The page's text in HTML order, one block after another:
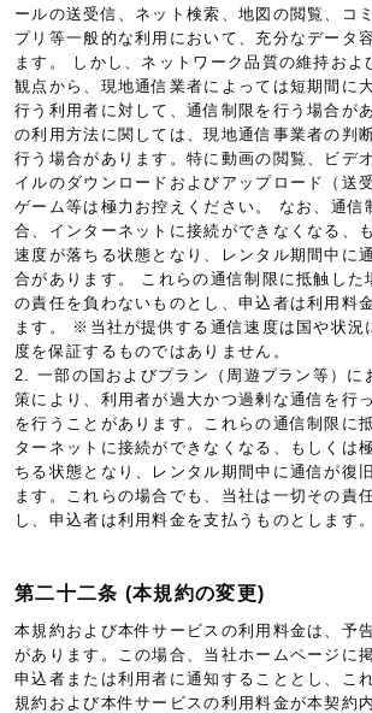
ールの送受信、ネット検索、地図の閲覧、コ
プリ等一般的な利用において、充分なデータ
ます。 しかし、ネットワーク品質の維持およ
観点から、現地通信業者によっては短期間に
行う利用者に対して、通信制限を行う場合が
の利用方法に関しては、現地通信事業者の判
行う場合があります。特に動画の閲覧、ビデ
イルのダウンロードおよびアップロード（送
ゲーム等は極力お控えください。 なお、通信
合、インターネットに接続ができなくなる、
速度が落ちる状態となり、レンタル期間中に
合があります。 これらの通信制限に抵触した
の責任を負わないものとし、申込者は利用料
ます。 ※当社が提供する通信速度は国や状況
度を保証するものではありません。
2. 一部の国およびプラン（周遊プラン等）に
策により、利用者が過大かつ過剰な通信を行
を行うことがあります。これらの通信制限に
ターネットに接続ができなくなる、もしくは
ちる状態となり、レンタル期間中に通信が復
ます。これらの場合でも、当社は一切その責
し、申込者は利用料金を支払うものとします。
第二十二条 (本規約の変更)
本規約および本件サービスの利用料金は、予
があります。この場合、当社ホームページに
申込者または利用者に通知することとし、こ
規約および本件サービスの利用料金が本契約